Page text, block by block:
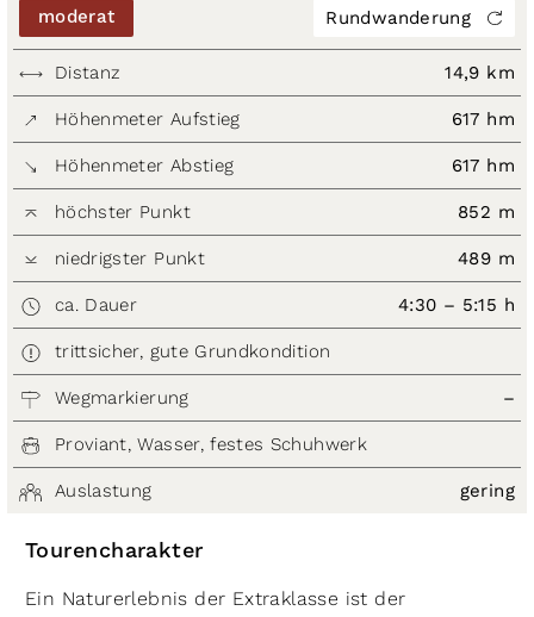
moderat
Rundwanderung
Distanz 14,9 km
Höhenmeter Aufstieg 617 hm
Höhenmeter Abstieg 617 hm
höchster Punkt 852 m
niedrigster Punkt 489 m
ca. Dauer 4:30 – 5:15 h
trittsicher, gute Grundkondition
Wegmarkierung –
Proviant, Wasser, festes Schuhwerk
Auslastung gering
Tourencharakter
Ein Naturerlebnis der Extraklasse ist der